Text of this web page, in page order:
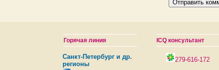
Горячая линия
Санкт-Петербург и др.
регионы
ICQ консультант
279-616-172